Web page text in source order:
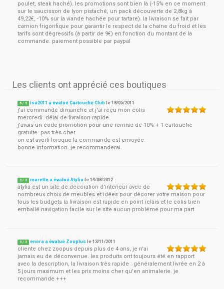
poulet, steak haché). les promotions sont bien là (-15% en ce moment
sur le saucisson de lyon pistaché, un pack découverte de 2,8kg à
49,22€, -10% sur la viande hachée pour tartare). la livraison se fait par
camion frigorifique pour garantir le respect de la chaîne du froid et les
tarifs sont dégressifs (à partir de 9€) en fonction du montant de la
commande. paiement possible par paypal
Les clients ont apprécié ces boutiques
5 / 5 isa2011 a évalué Cartouche Club le18/05/2011
j'ai commandé dimanche et j'ai reçu mon colis
mercredi. délai de livraison rapide.
j'avais un code promotion pour une remise de 10% + 1 cartouche
gratuite. pas très cher.
on est averti lorsque la commande est envoyée.
bonne information. je recommanderai.
5 / 5 marette a évalué Atylia le14/08/2012
atylia est un site de décoration d'intérieur avec de
nombreux choix de meubles et idées pour décorer votre maison pour
tous les budgets la livraison est rapide en point relais et le colis bien
emballé navigation facile sur le site aucun probléme pour ma part
5 / 5 enora a évalué Zooplus le13/11/2011
cliente chez zoopus depuis plus de 4 ans, je n'ai
jamais eu de déconvenue. les produits ont toujours été en rapport
avec la description, la livraison très rapide : généralement livrée en 2 à
5 jours maximum et les prix moins cher qu'en animalerie. je
recommande +++